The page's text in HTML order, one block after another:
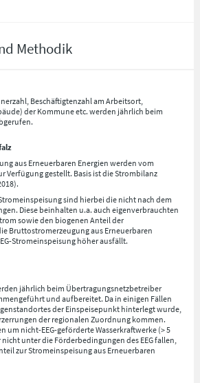
Methodik
Beschäftigtenzahl am Arbeitsort,
der Kommune etc. werden jährlich beim
aus Erneuerbaren Energien werden vom
Verfügung gestellt. Basis ist die Strombilanz
sind hierbei die nicht nach dem
Diese beinhalten u.a. auch eigenverbrauchten
sowie den biogenen Anteil der
Bruttostromerzeugung aus Erneuerbaren
Stromeinspeisung höher ausfällt.
jährlich beim Übertragungsnetzbetreiber
und aufbereitet. Da in einigen Fällen
der Einspeisepunkt hinterlegt wurde,
der regionalen Zuordnung kommen.
um nicht-EEG-geförderte Wasserkraftwerke (> 5
nicht unter die Förderbedingungen des EEG fallen,
zur Stromeinspeisung aus Erneuerbaren